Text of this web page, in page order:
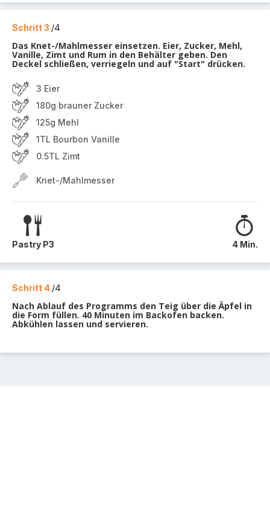
Schritt 3 /4
Das Knet-/Mahlmesser einsetzen. Eier, Zucker, Mehl,
Vanille, Zimt und Rum in den Behälter geben. Den
Deckel schließen, verriegeln und auf "Start" drücken.
3 Eier
180g brauner Zucker
125g Mehl
1TL Bourbon Vanille
0.5TL Zimt
Knet-/Mahlmesser
Pastry P3 4 Min.
Schritt 4 /4
Nach Ablauf des Programms den Teig über die Äpfel in
die Form füllen. 40 Minuten im Backofen backen.
Abkühlen lassen und servieren.